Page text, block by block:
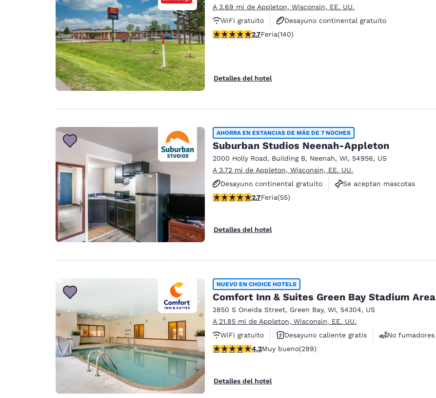
A 3.69 mi de Appleton, Wisconsin, EE. UU.
WiFi gratuito
Desayuno continental gratuito
Se aceptan mascotas
calificación de 2.7 estrellas. Feria. 140 reseñas
2.7Feria(140)
Detalles del hotel
AHORRA EN ESTANCIAS DE MÁS DE 7 NOCHES
Suburban Studios Neenah-Appleton
2000 Holly Road, Building B, Neenah, WI, 54956, US
A 3.72 mi de Appleton, Wisconsin, EE. UU.
Desayuno continental gratuito
Se aceptan mascotas
No fumadores
calificación de 2.71 estrellas. Feria. 55 reseñas
2.7Feria(55)
Detalles del hotel
NUEVO EN CHOICE HOTELS
Comfort Inn & Suites Green Bay Stadium Area
2850 S Oneida Street, Green Bay, WI, 54304, US
A 21.85 mi de Appleton, Wisconsin, EE. UU.
WiFi gratuito
Desayuno caliente gratis
No fumadores
calificación de 4.19 estrellas. Muy bueno. 299 reseñas
4.2Muy bueno(299)
Detalles del hotel